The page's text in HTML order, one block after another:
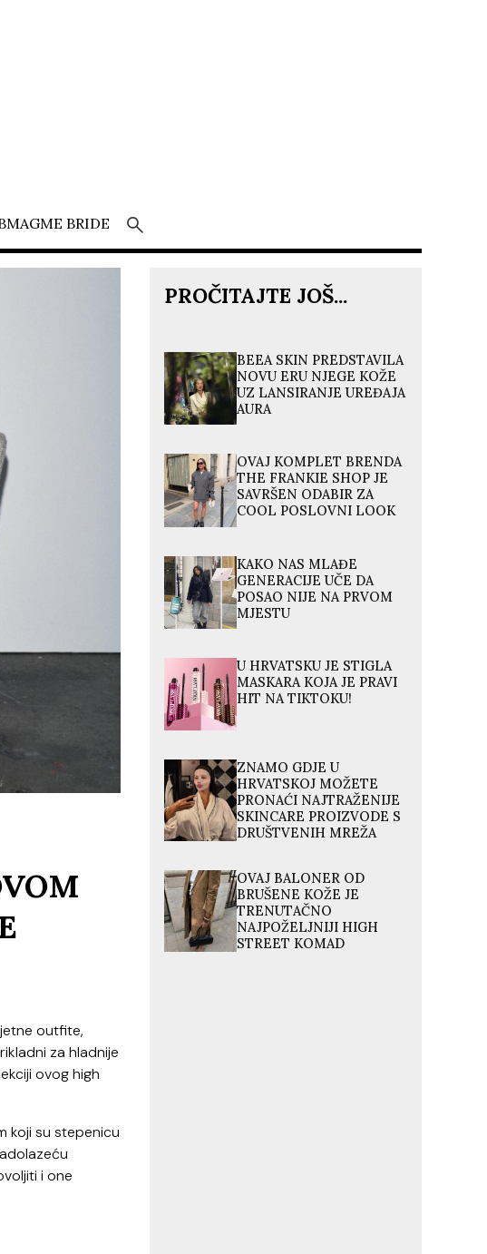
MAGME BRIDE
outfite,
za hladnije
ovog high
koji su stepenicu
i one
PROČITAJTE JOŠ...
BEEA SKIN PREDSTAVILA
NOVU ERU NJEGE KOŽE
UZ LANSIRANJE UREĐAJA
AURA
OVAJ KOMPLET BRENDA
THE FRANKIE SHOP JE
SAVRŠEN ODABIR ZA
COOL POSLOVNI LOOK
KAKO NAS MLAĐE
GENERACIJE UČE DA
POSAO NIJE NA PRVOM
MJESTU
U HRVATSKU JE STIGLA
MASKARA KOJA JE PRAVI
HIT NA TIKTOKU!
ZNAMO GDJE U
HRVATSKOJ MOŽETE
PRONAĆI NAJTRAŽENIJE
SKINCARE PROIZVODE S
DRUŠTVENIH MREŽA
OVAJ BALONER OD
BRUŠENE KOŽE JE
TRENUTAČNO
NAJPOŽELJNIJI HIGH
STREET KOMAD